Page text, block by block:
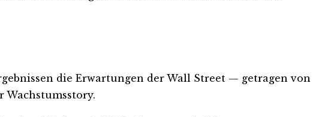
die Erwartungen der Wall Street — getragen von
Wachstumsstory.